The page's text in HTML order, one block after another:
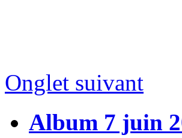
Onglet suivant
Album 7 juin